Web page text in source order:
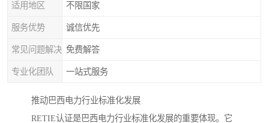
适用地区 不限国家
服务优势 诚信优先
常见问题解决 免费解答
专业化团队 一站式服务
推动巴西电力行业标准化发展
RETIE认证是巴西电力行业标准化发展的重要体现。它